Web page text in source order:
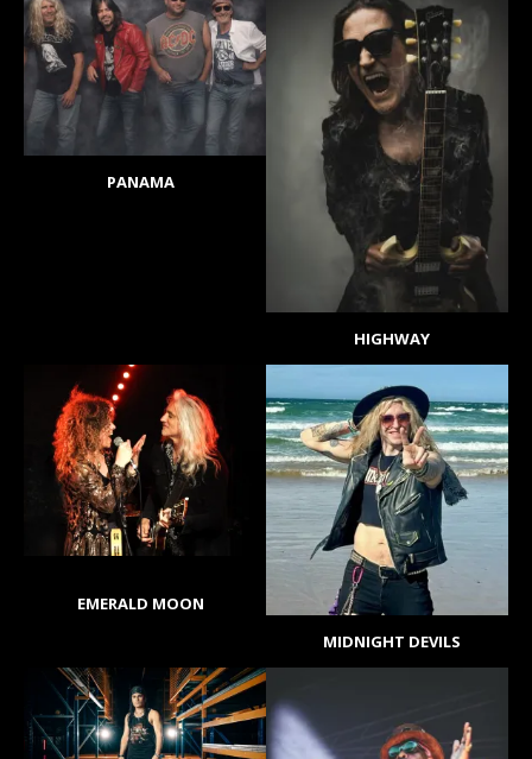
PANAMA
HIGHWAY
EMERALD MOON
MIDNIGHT DEVILS